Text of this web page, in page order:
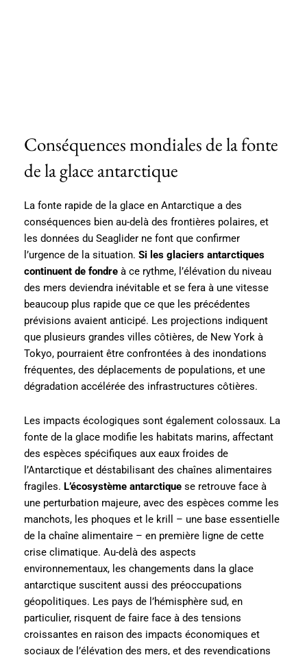
Conséquences mondiales de la fonte
de la glace antarctique
La fonte rapide de la glace en Antarctique a des
conséquences bien au-delà des frontières polaires, et
les données du Seaglider ne font que confirmer
l’urgence de la situation. Si les glaciers antarctiques
continuent de fondre à ce rythme, l’élévation du niveau
des mers deviendra inévitable et se fera à une vitesse
beaucoup plus rapide que ce que les précédentes
prévisions avaient anticipé. Les projections indiquent
que plusieurs grandes villes côtières, de New York à
Tokyo, pourraient être confrontées à des inondations
fréquentes, des déplacements de populations, et une
dégradation accélérée des infrastructures côtières.
Les impacts écologiques sont également colossaux. La
fonte de la glace modifie les habitats marins, affectant
des espèces spécifiques aux eaux froides de
l’Antarctique et déstabilisant des chaînes alimentaires
fragiles. L’écosystème antarctique se retrouve face à
une perturbation majeure, avec des espèces comme les
manchots, les phoques et le krill – une base essentielle
de la chaîne alimentaire – en première ligne de cette
crise climatique. Au-delà des aspects
environnementaux, les changements dans la glace
antarctique suscitent aussi des préoccupations
géopolitiques. Les pays de l’hémisphère sud, en
particulier, risquent de faire face à des tensions
croissantes en raison des impacts économiques et
sociaux de l’élévation des mers, et des revendications